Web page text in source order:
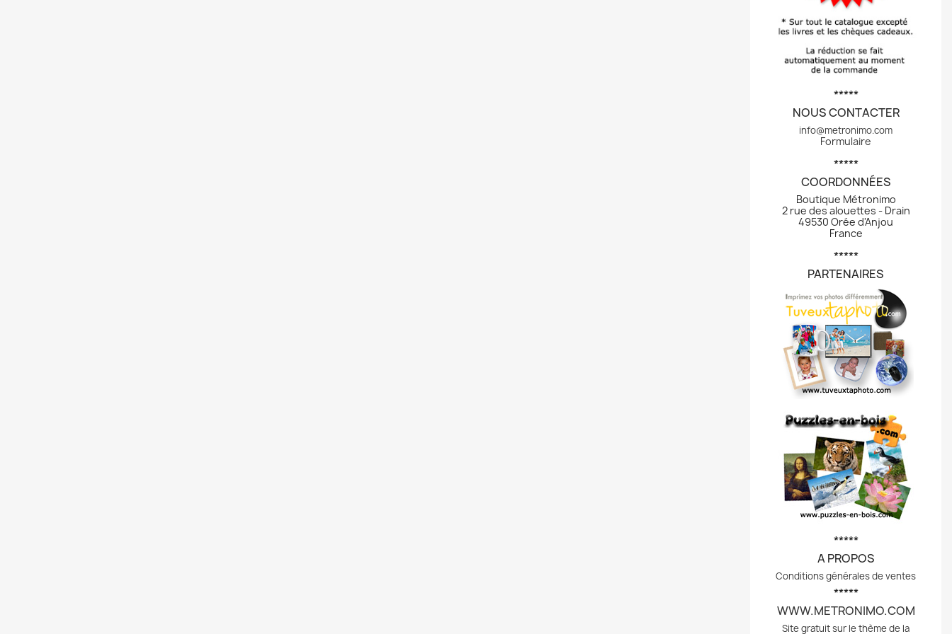
*****
NOUS CONTACTER
info@metronimo.com
Formulaire
*****
COORDONNÉES
Boutique Métronimo
2 rue des alouettes - Drain
49530 Orée d'Anjou
France
*****
PARTENAIRES
*****
A PROPOS
Conditions générales de ventes
*****
WWW.METRONIMO.COM
Site gratuit sur le thème de la